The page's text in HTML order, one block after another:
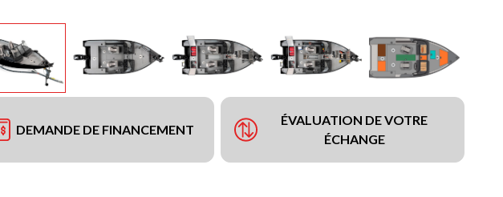
DEMANDE DE FINANCEMENT
ÉVALUATION DE VOTRE
ÉCHANGE